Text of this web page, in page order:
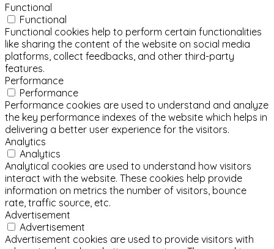
Functional
Functional
Functional cookies help to perform certain functionalities
like sharing the content of the website on social media
platforms, collect feedbacks, and other third-party
features.
Performance
Performance
Performance cookies are used to understand and analyze
the key performance indexes of the website which helps in
delivering a better user experience for the visitors.
Analytics
Analytics
Analytical cookies are used to understand how visitors
interact with the website. These cookies help provide
information on metrics the number of visitors, bounce
rate, traffic source, etc.
Advertisement
Advertisement
Advertisement cookies are used to provide visitors with